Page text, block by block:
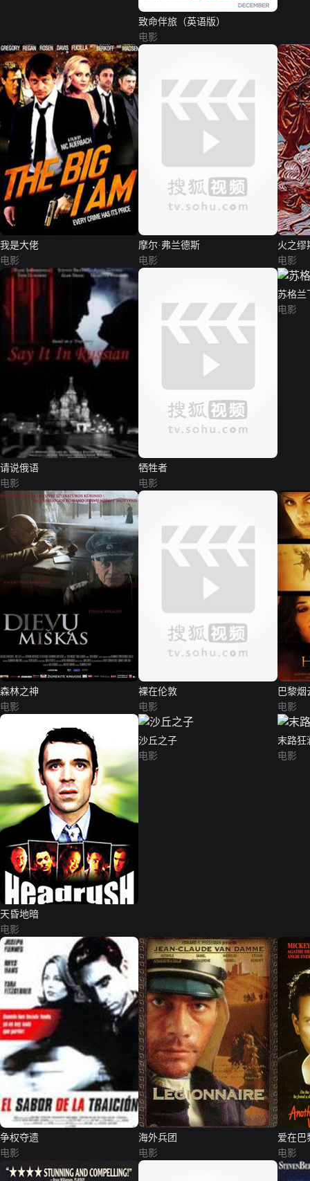
致命伴旅（英语版）
电影
我是大佬
电影
摩尔·弗兰德斯
电影
火之缪
电影
请说俄语
电影
牺牲者
电影
苏格兰
电影
森林之神
电影
裸在伦敦
电影
巴黎烟
电影
天昏地暗
电影
沙丘之子
电影
末路狂
电影
争权夺遗
电影
海外兵团
电影
爱在巴
电影